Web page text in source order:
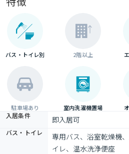
バス・トイレ別 2階以上
駐車場あり 室内洗濯機置場
入居条件 即入居可
バス・トイレ
専用バス、浴室乾燥機
イレ、温水洗浄便座